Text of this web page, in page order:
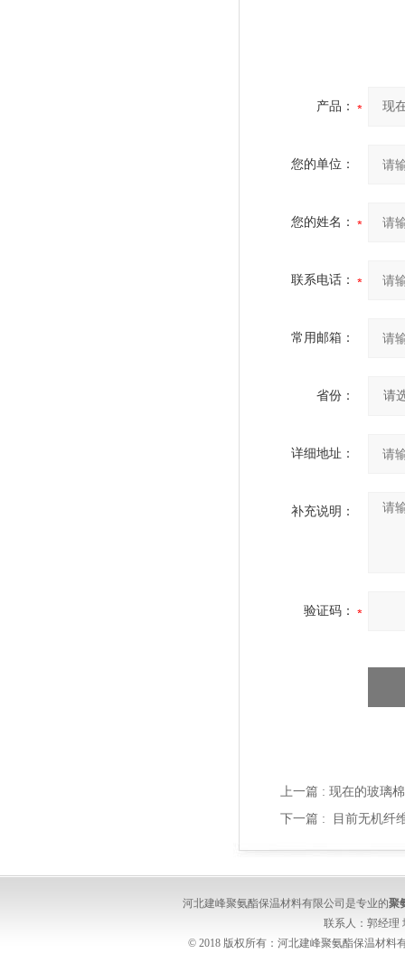
产品：
您的单位：
您的姓名：
联系电话：
常用邮箱：
省份：
详细地址：
补充说明：
验证码：
上一篇 : 现在的玻璃
下一篇 :
目前无机纤
河北建峰聚氨酯保温材料有限公司是专业的聚
联系人：郭经理
© 2018 版权所有：河北建峰聚氨酯保温材